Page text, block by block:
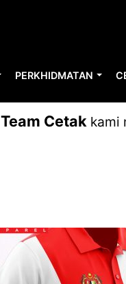
PERKHIDMATAN
Team Cetakkami